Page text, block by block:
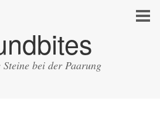
Steine bei der Paarung